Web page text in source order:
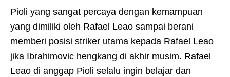
Pioli yang sangat percaya dengan kemampuan
yang dimiliki oleh Rafael Leao sampai berani
memberi posisi striker utama kepada Rafael Leao
jika Ibrahimovic hengkang di akhir musim. Rafael
Leao di anggap Pioli selalu ingin belajar dan